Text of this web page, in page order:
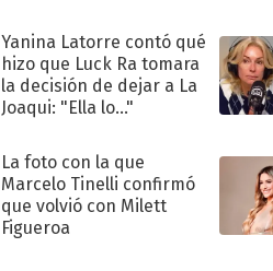
Yanina Latorre contó qué
hizo que Luck Ra tomara
la decisión de dejar a La
Joaqui: "Ella lo..."
La foto con la que
Marcelo Tinelli confirmó
que volvió con Milett
Figueroa